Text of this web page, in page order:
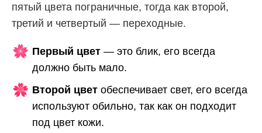
пятый цвета пограничные, тогда как второй,
третий и четвертый — переходные.
Первый цвет — это блик, его всегда
должно быть мало.
Второй цвет обеспечивает свет, его всегда
используют обильно, так как он подходит
под цвет кожи.